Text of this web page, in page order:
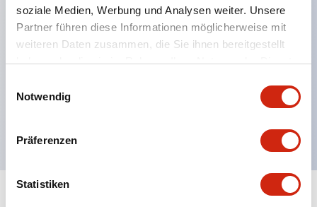
soziale Medien, Werbung und Analysen weiter. Unsere
Partner führen diese Informationen möglicherweise mit
weiteren Daten zusammen, die Sie ihnen bereitgestellt
haben oder die sie im Rahmen Ihrer Nutzung der Dienste
Notwendig
Präferenzen
Statistiken
Schutzarten IP40 und IP65 vollständig verfügbar
(IEC 60529)
UL- und CSA-zertifiziert. Entspricht EN (Europa)
Mit speziellem Zubehör leicht auf Φ22 Flash-